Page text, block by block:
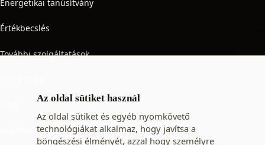
Az oldal sütiket használ
Az oldal sütiket és egyéb nyomkövető
technológiákat alkalmaz, hogy javítsa a
böngészési élményét, azzal hogy személyre
Energetikai tanúsítvány
Értékbecslés
További szolgáltatások
Ingatlan adó